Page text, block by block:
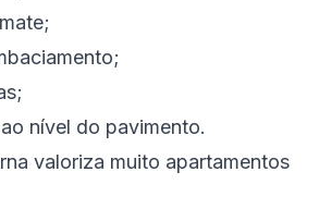
nível do pavimento.
valoriza muito apartamentos